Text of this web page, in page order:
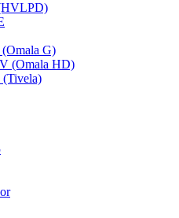
G)
(Omala HD)
(Tivela)